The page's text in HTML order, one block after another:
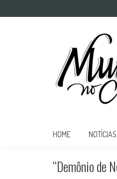
HOME NOTÍCIAS
“Demônio de